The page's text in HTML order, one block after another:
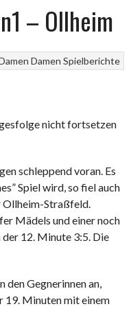
– Ollheim
Damen Spielberichte
nicht fortsetzen
schleppend voran. Es
Spiel wird, so fiel auch
Straßfeld.
Mädels und einer noch
12. Minute 3:5. Die
den Gegnerinnen an,
19. Minuten mit einem